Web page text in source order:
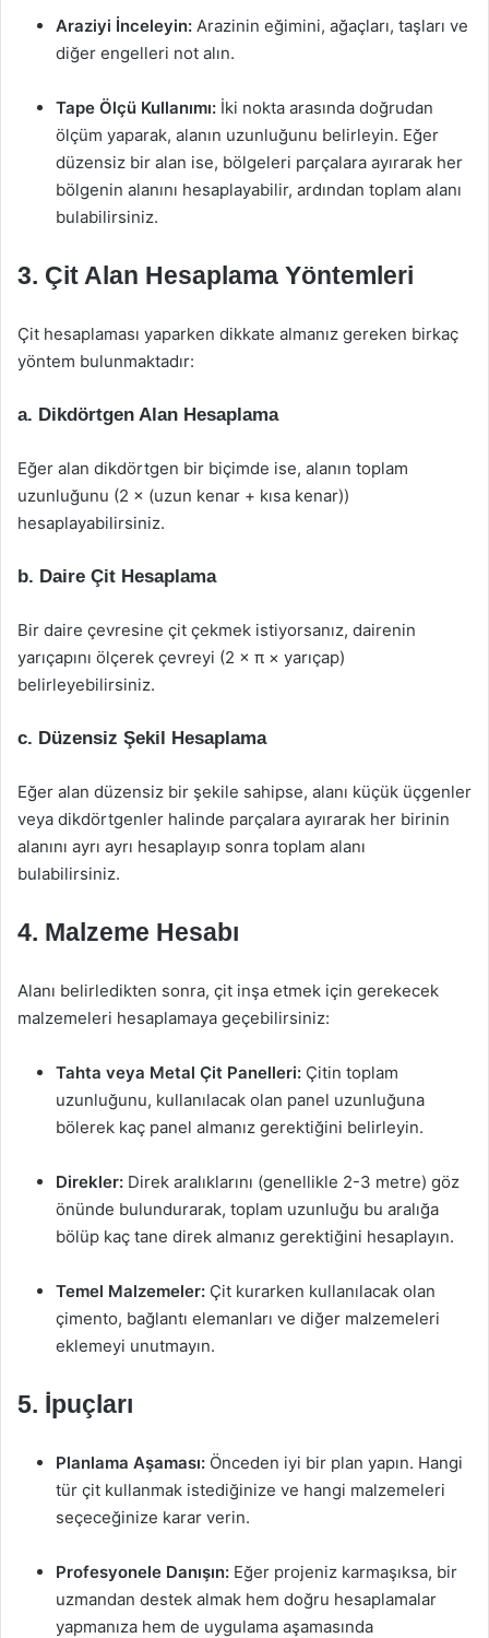
Araziyi İnceleyin: Arazinin eğimini, ağaçları, taşları ve
diğer engelleri not alın.
Tape Ölçü Kullanımı: İki nokta arasında doğrudan
ölçüm yaparak, alanın uzunluğunu belirleyin. Eğer
düzensiz bir alan ise, bölgeleri parçalara ayırarak her
bölgenin alanını hesaplayabilir, ardından toplam alanı
bulabilirsiniz.
3. Çit Alan Hesaplama Yöntemleri
Çit hesaplaması yaparken dikkate almanız gereken birkaç
yöntem bulunmaktadır:
a. Dikdörtgen Alan Hesaplama
Eğer alan dikdörtgen bir biçimde ise, alanın toplam
uzunluğunu (2 × (uzun kenar + kısa kenar))
hesaplayabilirsiniz.
b. Daire Çit Hesaplama
Bir daire çevresine çit çekmek istiyorsanız, dairenin
yarıçapını ölçerek çevreyi (2 × π × yarıçap)
belirleyebilirsiniz.
c. Düzensiz Şekil Hesaplama
Eğer alan düzensiz bir şekile sahipse, alanı küçük üçgenler
veya dikdörtgenler halinde parçalara ayırarak her birinin
alanını ayrı ayrı hesaplayıp sonra toplam alanı
bulabilirsiniz.
4. Malzeme Hesabı
Alanı belirledikten sonra, çit inşa etmek için gerekecek
malzemeleri hesaplamaya geçebilirsiniz:
Tahta veya Metal Çit Panelleri: Çitin toplam
uzunluğunu, kullanılacak olan panel uzunluğuna
bölerek kaç panel almanız gerektiğini belirleyin.
Direkler: Direk aralıklarını (genellikle 2-3 metre) göz
önünde bulundurarak, toplam uzunluğu bu aralığa
bölüp kaç tane direk almanız gerektiğini hesaplayın.
Temel Malzemeler: Çit kurarken kullanılacak olan
çimento, bağlantı elemanları ve diğer malzemeleri
eklemeyi unutmayın.
5. İpuçları
Planlama Aşaması: Önceden iyi bir plan yapın. Hangi
tür çit kullanmak istediğinize ve hangi malzemeleri
seçeceğinize karar verin.
Profesyonele Danışın: Eğer projeniz karmaşıksa, bir
uzmandan destek almak hem doğru hesaplamalar
yapmanıza hem de uygulama aşamasında